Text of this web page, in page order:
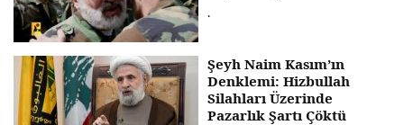
.
Şeyh Naim Kasım’ın
Denklemi: Hizbullah
Silahları Üzerinde
Pazarlık Şartı Çöktü